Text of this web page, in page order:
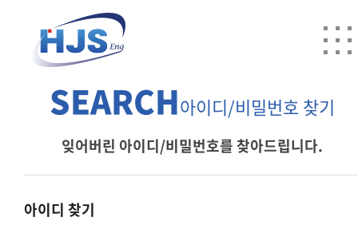
SEARCH아이디/비밀번호 찾기
잊어버린 아이디/비밀번호를 찾아드립니다.
아이디 찾기